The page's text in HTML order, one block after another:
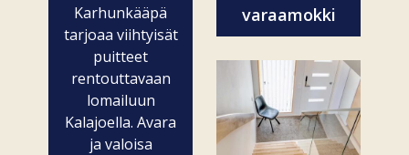
Karhunkääpä
tarjoaa viihtyisät
puitteet
rentouttavaan
lomailuun
Kalajoella. Avara
ja valoisa
varaamokki